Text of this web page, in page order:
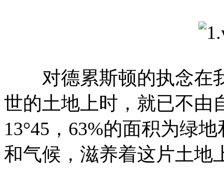
对德累斯顿的执念在
世的土地上时，就已不由
13°45，63%的面积为绿
和气候，滋养着这片土地